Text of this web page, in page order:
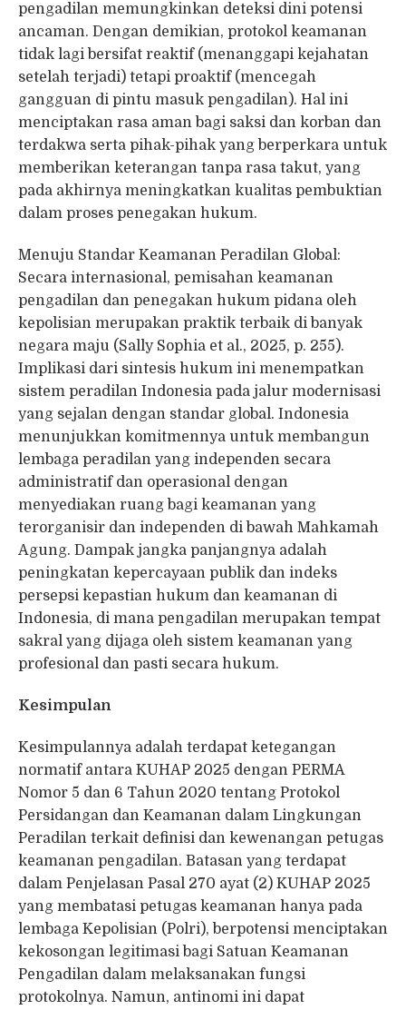
pengadilan memungkinkan deteksi dini potensi
ancaman. Dengan demikian, protokol keamanan
tidak lagi bersifat reaktif (menanggapi kejahatan
setelah terjadi) tetapi proaktif (mencegah
gangguan di pintu masuk pengadilan). Hal ini
menciptakan rasa aman bagi saksi dan korban dan
terdakwa serta pihak-pihak yang berperkara untuk
memberikan keterangan tanpa rasa takut, yang
pada akhirnya meningkatkan kualitas pembuktian
dalam proses penegakan hukum.
Menuju Standar Keamanan Peradilan Global:
Secara internasional, pemisahan keamanan
pengadilan dan penegakan hukum pidana oleh
kepolisian merupakan praktik terbaik di banyak
negara maju (Sally Sophia et al., 2025, p. 255).
Implikasi dari sintesis hukum ini menempatkan
sistem peradilan Indonesia pada jalur modernisasi
yang sejalan dengan standar global. Indonesia
menunjukkan komitmennya untuk membangun
lembaga peradilan yang independen secara
administratif dan operasional dengan
menyediakan ruang bagi keamanan yang
terorganisir dan independen di bawah Mahkamah
Agung. Dampak jangka panjangnya adalah
peningkatan kepercayaan publik dan indeks
persepsi kepastian hukum dan keamanan di
Indonesia, di mana pengadilan merupakan tempat
sakral yang dijaga oleh sistem keamanan yang
profesional dan pasti secara hukum.
Kesimpulan
Kesimpulannya adalah terdapat ketegangan
normatif antara KUHAP 2025 dengan PERMA
Nomor 5 dan 6 Tahun 2020 tentang Protokol
Persidangan dan Keamanan dalam Lingkungan
Peradilan terkait definisi dan kewenangan petugas
keamanan pengadilan. Batasan yang terdapat
dalam Penjelasan Pasal 270 ayat (2) KUHAP 2025
yang membatasi petugas keamanan hanya pada
lembaga Kepolisian (Polri), berpotensi menciptakan
kekosongan legitimasi bagi Satuan Keamanan
Pengadilan dalam melaksanakan fungsi
protokolnya. Namun, antinomi ini dapat